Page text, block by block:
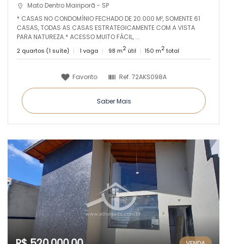
Mato Dentro Mairiporã - SP
* CASAS NO CONDOMÍNIO FECHADO DE 20.000 M², SOMENTE 61
CASAS, TODAS AS CASAS ESTRATEGICAMENTE COM A VISTA
PARA NATUREZA.* ACESSO MUITO FÁCIL, ...
2 quartos (1 suíte) 1 vaga 98 m2 útil 150 m2total
Favorito Ref. 72AKS098A
Saber Mais